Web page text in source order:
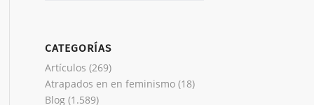
CATEGORÍAS
Artículos (269)
Atrapados en en feminismo(18)
Blog(1.589)